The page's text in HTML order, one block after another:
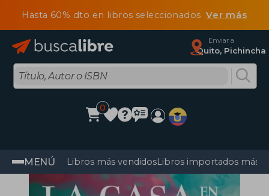
Hasta 60% dto en libros seleccionadosVer más
Enviar a
Quito, Pichincha
0
MENÚ Libros más vendidosLibros importados más